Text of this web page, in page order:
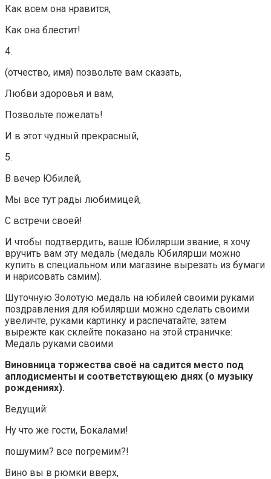
Как всем она нравится,
Как она блестит!
4.
(отчество, имя) позвольте вам сказать,
Любви здоровья и вам,
Позвольте пожелать!
И в этот чудный прекрасный,
5.
В вечер Юбилей,
Мы все тут рады любимицей,
С встречи своей!
И чтобы подтвердить, ваше Юбилярши звание, я хочу
вручить вам эту медаль (медаль Юбилярши можно
купить в специальном или магазине вырезать из бумаги
и нарисовать самим).
Шуточную Золотую медаль на юбилей своими руками
поздравления для юбилярши можно сделать своими
увеличте, руками картинку и распечатайте, затем
вырежте как склейте показано на этой страничке:
Медаль руками своими
Виновница торжества своё на садится место под
аплодисменты и соответствующею днях (о музыку
рождениях).
Ведущий:
Ну что же гости, Бокалами!
пошумим? все погремим?!
Вино вы в рюмки вверх,